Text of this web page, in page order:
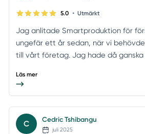
5.0 • Utmärkt
Jag anlitade Smartproduktion för
ungefär ett år sedan, när vi
till vårt företag. Jag hade då ganska
Läs mer
C Cedric Tshibangu
juli 2025